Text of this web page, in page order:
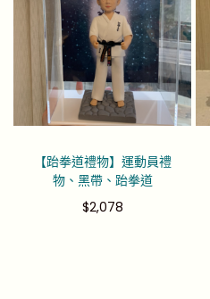
【跆拳道禮物】運動員禮
物、黑帶、跆拳道
$2,078